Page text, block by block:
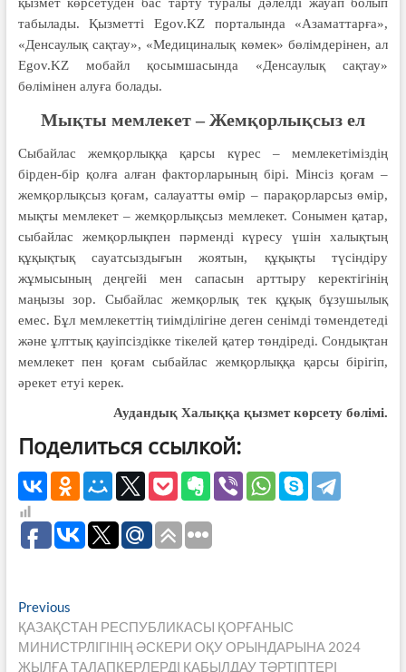
табылады. Қызметті Egov.KZ порталында «Азаматтарға»,
«Денсаулық сақтау», «Медициналық көмек» бөлімдерінен, ал
Egov.KZ мобайл қосымшасында «Денсаулық сақтау»
бөлімінен алуға болады.
Мықты мемлекет – Жемқорлықсыз ел
Сыбайлас жемқорлыққа қарсы күрес – мемлекетіміздің
бірден-бір қолға алған факторларының бірі. Мінсіз қоғам –
жемқорлықсыз қоғам, салауатты өмір – парақорларсыз өмір,
мықты мемлекет – жемқорлықсыз мемлекет. Сонымен қатар,
сыбайлас жемқорлықпен пәрменді күресу үшін халықтың
құқықтық сауатсыздығын жоятын, құқықты түсіндіру
жұмысының деңгейі мен сапасын арттыру керектігінің
маңызы зор. Сыбайлас жемқорлық тек құқық бұзушылық
емес. Бұл мемлекеттің тиімділігіне деген сенімді төмендетеді
және ұлттық қауіпсіздікке тікелей қатер төндіреді. Сондықтан
мемлекет пен қоғам сыбайлас жемқорлыққа қарсы бірігіп,
әрекет етуі керек.
Аудандық Халыққа қызмет көрсету бөлімі.
Поделиться ссылкой:
Навигация
по
PreviousPrevious
post:
ҚАЗАҚСТАН РЕСПУБЛИКАСЫ ҚОРҒАНЫС
МИНИСТРЛІГІНІҢ ӘСКЕРИ ОҚУ ОРЫНДАРЫНА 2024
ЖЫЛҒА ТАЛАПКЕРЛЕРДІ ҚАБЫЛДАУ ТӘРТІПТЕРІ